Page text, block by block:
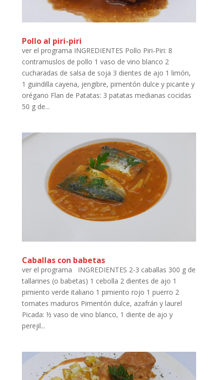
Pollo al piri-piri
ver el programa INGREDIENTES Pollo Piri-Piri: 8
contramuslos de pollo 1 vaso de vino blanco 2
cucharadas de salsa de soja 3 dientes de ajo 1 limón,
1 guindilla cayena, jengibre, pimentón dulce y picante y
orégano Flan de Patatas: 3 patatas medianas cocidas
50 g de...
Caballas con babetas
ver el programa INGREDIENTES 2-3 caballas 300 g de
tallarines (o babetas) 1 cebolla 2 dientes de ajo 1
pimiento verde italiano 1 pimiento rojo 1 puerro 2
tomates maduros Pimentón dulce, azafrán y laurel
Picada: ½ vaso de vino blanco, 1 diente de ajo y
perejil...